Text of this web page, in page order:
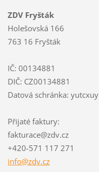
ZDV Fryšták
Holešovská 166
763 16 Fryšták
IČ: 00134881
DIČ: CZ00134881
Datová schránka: yutcxuy
Přijaté faktury:
fakturace@zdv.cz
+420-571 117 271
info@zdv.cz